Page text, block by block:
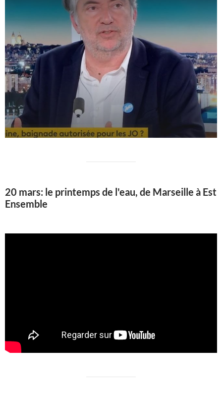
20 mars: le printemps de l'eau, de Marseille à Est
Ensemble